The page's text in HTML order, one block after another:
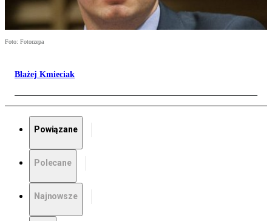
Foto: Fotorzepa
Błażej Kmieciak
Powiązane
Polecane
Najnowsze